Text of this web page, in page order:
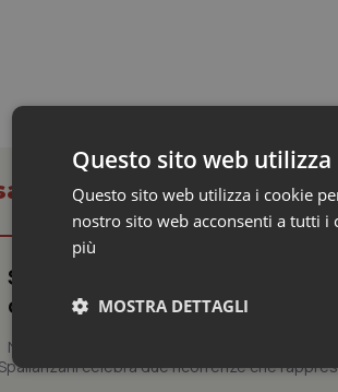
in Regioni e Asl
Settimana della Scienza dello
comprendere il presente
Novant'anni dalla fondazione e trent'anni dal
celebra due ricorrenze che
Questo sito web utilizza
Questo sito web utilizza i cookie
nostro sito web acconsenti a tutti
più
MOSTRA DETTAGLI
Necessari